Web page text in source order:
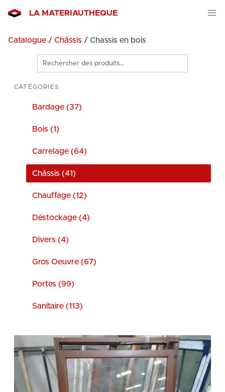
LA MATERIAUTHEQUE
Catalogue / Châssis / Chassis en bois
Rechercher
des
produits
CATÉGORIES
Bardage (37)
Bois (1)
Carrelage (64)
Châssis (41)
Chauffage (12)
Déstockage (4)
Divers (4)
Gros Oeuvre (67)
Portes (99)
Sanitaire (113)